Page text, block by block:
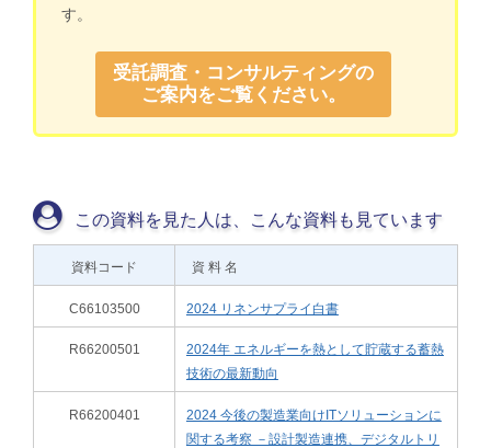
す。
受託調査・コンサルティングの
ご案内をご覧ください。
この資料を見た人は、こんな資料も見ています
資料コード 資 料 名
C66103500 2024 リネンサプライ白書
R66200501
2024年 エネルギーを熱として貯蔵する蓄熱
技術の最新動向
R66200401
2024 今後の製造業向けITソリューションに
関する考察 －設計製造連携、デジタルトリ